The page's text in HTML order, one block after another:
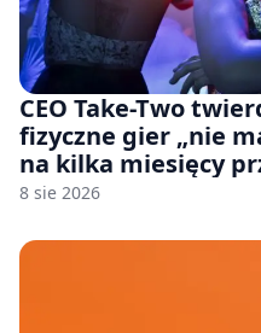
CEO Take-Two
fizyczne gier „nie
na kilka miesięcy
8 sie 2026